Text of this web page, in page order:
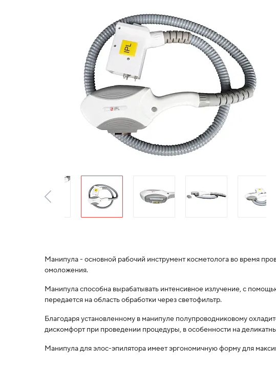
Манипула - основной рабочий инструмент косметолога во время
омоложения.
Манипула способна вырабатывать интенсивное излучение, с
передается на область обработки через светофильтр.
Благодаря установленному в манипуле полупроводниковому
дискомфорт при проведении процедуры, в особенности на
Манипула для элос-эпилятора имеет эргономичную форму для